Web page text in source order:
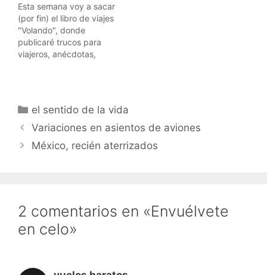
Esta semana voy a sacar
(por fin) el libro de viajes
"Volando", donde
publicaré trucos para
viajeros, anécdotas,
descargar, copiar y
enviar a vuestros amigos
empresa relacionada
Categorías
el sentido de la vida
Variaciones en asientos de aviones
México, recién aterrizados
2 comentarios en «Envuélvete
en celo»